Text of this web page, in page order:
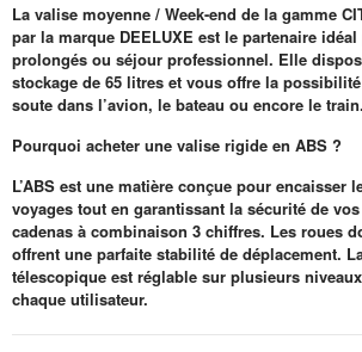
La valise moyenne / Week-end de la gamme
par la marque DEELUXE est le partenaire
prolongés ou séjour professionnel. Elle
stockage de 65 litres et vous offre la
soute dans l’avion, le bateau ou encore le train.
Pourquoi acheter une valise rigide en ABS ?
L’ABS est une matière conçue pour encaisser
voyages tout en garantissant la sécurité de
cadenas à combinaison 3 chiffres. Les roues
offrent une parfaite stabilité de déplacement.
télescopique est réglable sur plusieurs
chaque utilisateur.